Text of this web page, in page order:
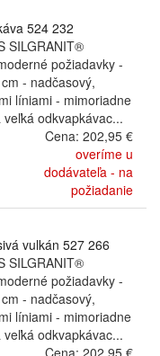
524 232
SILGRANIT®
požiadavky -
- nadčasový,
líniami - mimoriadne
odkvapkávac...
Cena: 202,95 €
overíme u
dodávateľa - na
požiadanie
vulkán 527 266
SILGRANIT®
požiadavky -
- nadčasový,
líniami - mimoriadne
odkvapkávac...
Cena: 202,95 €